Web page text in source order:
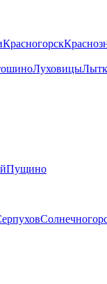
Красногорск
Луховицы
Пущино